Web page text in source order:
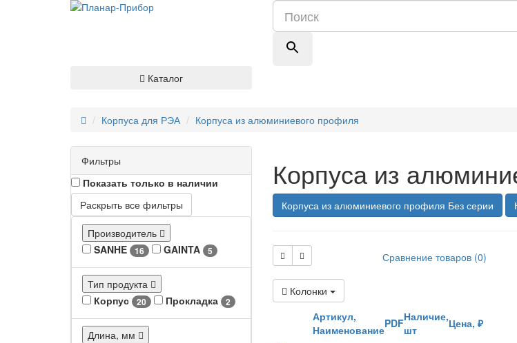
Каталог
Корпуса для РЭА Корпуса из алюминиевого профиля
Фильтры
Показать только в наличии
Раскрыть все фильтры
Производитель
SANHE
16 GAINTA 5
Тип продукта
Корпус
20 Прокладка 2
Длина, мм
Корпуса из
Корпуса из алюминиевого профиля Без серии
Сравнение товаров (0)
Колонки
Артикул,
НаименованиеPDFНаличие,
шт
Цена, ₽